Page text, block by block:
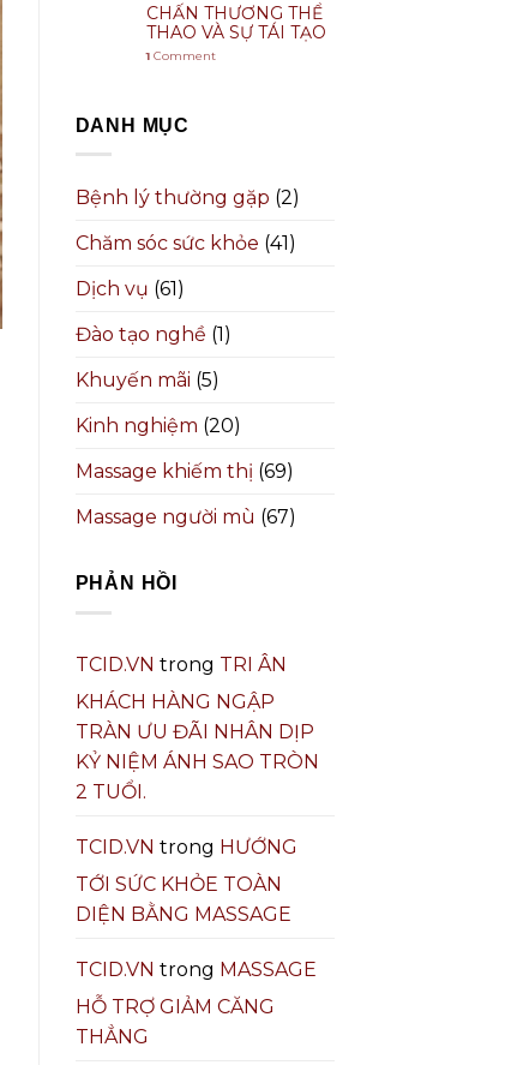
CHẤN THƯƠNG THỂ
THAO VÀ SỰ TÁI TẠO
1Comment
DANH MỤC
Bệnh lý thường gặp (2)
Chăm sóc sức khỏe (41)
Dịch vụ (61)
Đào tạo nghề (1)
Khuyến mãi (5)
Kinh nghiệm (20)
Massage khiếm thị (69)
Massage người mù (67)
PHẢN HỒI
TCID.VN trong TRI ÂN
KHÁCH HÀNG NGẬP
TRÀN ƯU ĐÃI NHÂN DỊP
KỶ NIỆM ÁNH SAO TRÒN
2 TUỔI.
TCID.VN trong HƯỚNG
TỚI SỨC KHỎE TOÀN
DIỆN BẰNG MASSAGE
TCID.VN trong MASSAGE
HỖ TRỢ GIẢM CĂNG
THẲNG